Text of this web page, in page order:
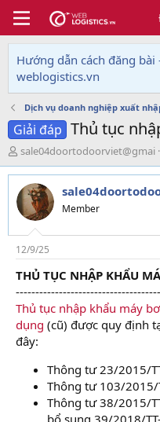
Hướng dẫn cách đăng
weblogistics.vn
Dịch vụ doanh nghiệp xuất
Giải đáp Thủ tục
T
h
r
e
a
d
s
t
a
r
t
e
r
sale04doortodoorviet@gmai
Member
12/9/25
THỦ TỤC NHẬP KHẨU
Thủ tục nhập khẩu máy
dụng (cũ) được quy định
đây:
Thông tư 23/2015/
Thông tư 103/2015/
Thông tư 38/2015/
bổ sung 39/2018/